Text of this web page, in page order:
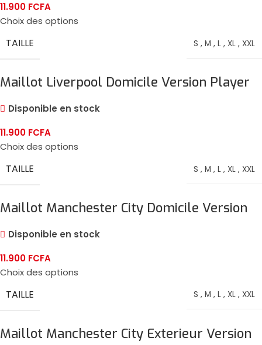
11.900 FCFA
Choix des options
TAILLE S , M , L , XL , XXL
Maillot Liverpool Domicile Version Player
2024/25
Disponible en stock
11.900 FCFA
Choix des options
TAILLE S , M , L , XL , XXL
Maillot Manchester City Domicile Version
Player 2024/25
Disponible en stock
11.900 FCFA
Choix des options
TAILLE S , M , L , XL , XXL
Maillot Manchester City Exterieur Version